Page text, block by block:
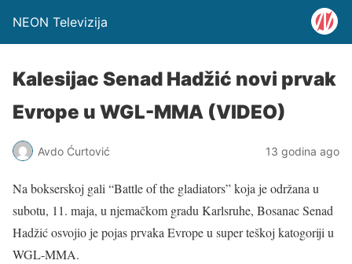
NEON Televizija
Kalesijac Senad Hadžić novi prvak
Evrope u WGL-MMA (VIDEO)
Avdo Ćurtović 13 godina ago
Na bokserskoj gali “Battle of the gladiators” koja je održana u
subotu, 11. maja, u njemačkom gradu Karlsruhe, Bosanac Senad
Hadžić osvojio je pojas prvaka Evrope u super teškoj katogoriji u
WGL-MMA.